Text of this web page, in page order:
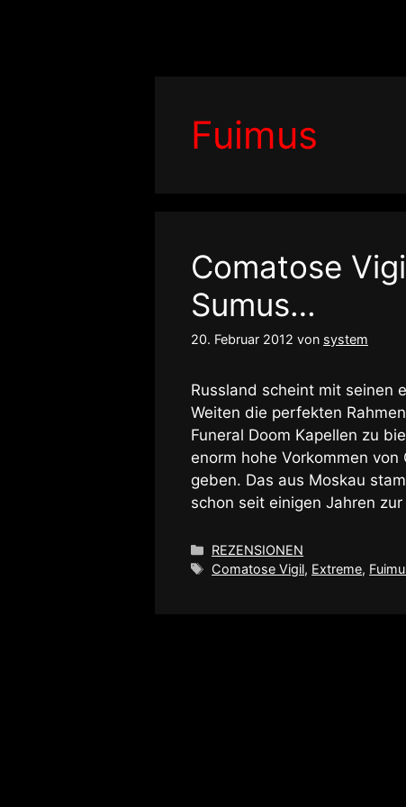
Fuimus
Comatose
Sumus…
20. Februar 2012 von system
Russland scheint mit seinen
Weiten die perfekten
Funeral Doom Kapellen zu
enorm hohe Vorkommen
geben. Das aus Moskau
schon seit einigen Jahren
Kategorien
REZENSIONEN
Schlagwörter
Comatose Vigil, Extreme,